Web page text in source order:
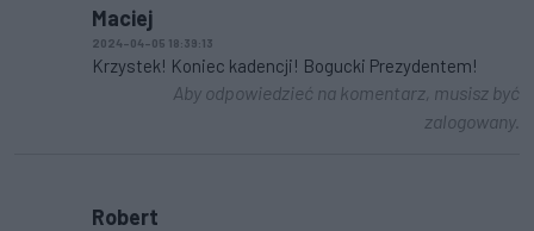
Maciej
2024-04-05 18:39:13
Krzystek! Koniec kadencji! Bogucki Prezydentem!
Aby odpowiedzieć na komentarz, musisz być
zalogowany.
Robert